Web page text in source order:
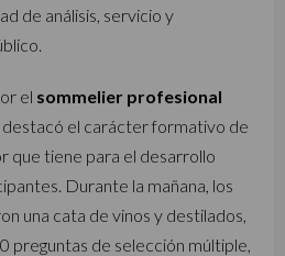
de análisis, servicio y
el sommelier profesional
destacó el carácter formativo de
que tiene para el desarrollo
Durante la mañana, los
una cata de vinos y destilados,
preguntas de selección múltiple,